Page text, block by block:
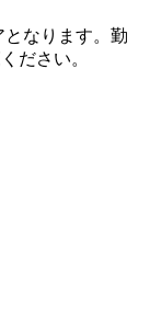
なります。勤
ださい。